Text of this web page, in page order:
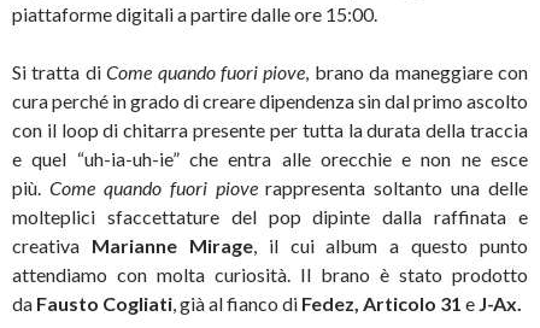
piattaforme digitali a partire dalle ore 15:00.
Si tratta diCome quando fuori piove , brano da maneggiare con
cura perché in grado di creare dipendenza sin dal primo ascolto
con il loop di chitarra presente per tutta la durata della traccia
e quel “uh-ia-uh-ie” che entra alle orecchie e non ne esce
più. Come quando fuori pioverappresenta soltanto una delle
molteplici sfaccettature del pop dipinte dalla raffinata e
creativa Marianne Mirage, il cui album a questo punto
attendiamo con molta curiosità. Il brano è stato prodotto
da Fausto Cogliati , già al fianco di Fedez, Articolo 31 e J-Ax.